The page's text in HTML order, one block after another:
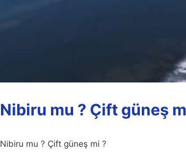
Nibiru mu ? Çift güneş
Nibiru mu ? Çift güneş mi ?